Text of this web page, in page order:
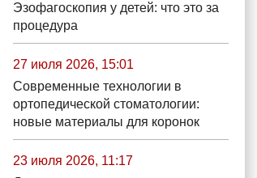
Эзофагоскопия у детей: что это за
процедура
27 июля 2026, 15:01
Современные технологии в
ортопедической стоматологии:
новые материалы для коронок
23 июля 2026, 11:17